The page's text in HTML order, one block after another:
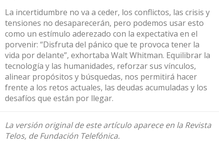
La incertidumbre no va a ceder, los conflictos, las crisis y
tensiones no desaparecerán, pero podemos usar esto
como un estímulo aderezado con la expectativa en el
porvenir: “Disfruta del pánico que te provoca tener la
vida por delante”, exhortaba Walt Whitman. Equilibrar la
tecnología y las humanidades, reforzar sus vínculos,
alinear propósitos y búsquedas, nos permitirá hacer
frente a los retos actuales, las deudas acumuladas y los
desafíos que están por llegar.
La versión originalde este artículo aparece en la Revista
Telos, deFundación Telefónica.